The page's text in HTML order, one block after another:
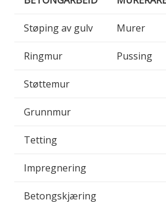
Støping av gulv Murer
Ringmur Pussing
Støttemur
Grunnmur
Tetting
Impregnering
Betongskjæring